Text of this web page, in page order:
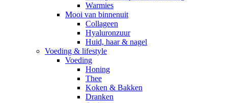
Warmies
Mooi van binnenuit
Collageen
Hyaluronzuur
Huid, haar & nagel
Voeding & lifestyle
Voeding
Honing
Thee
Koken & Bakken
Dranken